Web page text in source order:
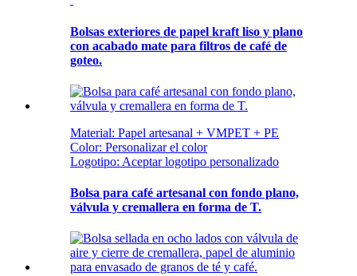
Bolsas exteriores de papel kraft liso y plano
con acabado mate para filtros de café de
goteo.
Material: Papel artesanal + VMPET + PE
Color: Personalizar el color
Logotipo: Aceptar logotipo personalizado
Bolsa para café artesanal con fondo plano,
válvula y cremallera en forma de T.